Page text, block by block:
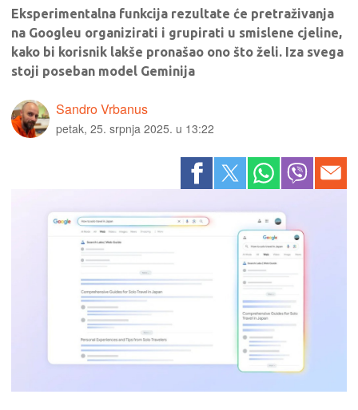
Eksperimentalna funkcija rezultate će pretraživanja
na Googleu organizirati i grupirati u smislene cjeline,
kako bi korisnik lakše pronašao ono što želi. Iza svega
stoji poseban model Geminija
Sandro Vrbanus
petak, 25. srpnja 2025. u 13:22